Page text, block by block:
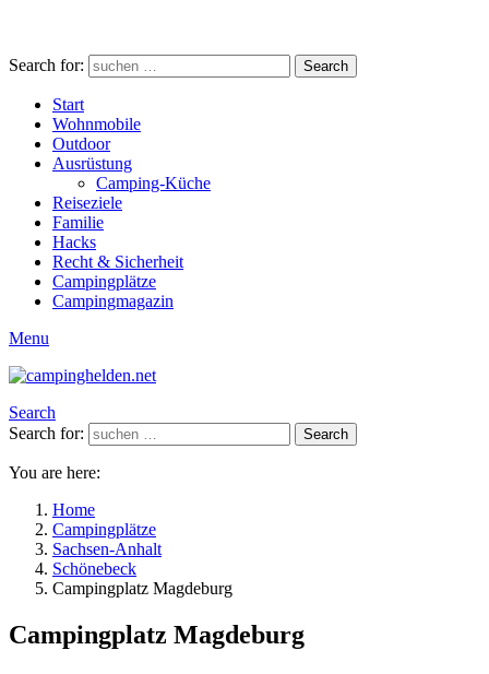
Search for: Search
Start
Wohnmobile
Outdoor
Ausrüstung
Camping-Küche
Reiseziele
Familie
Hacks
Recht & Sicherheit
Campingplätze
Campingmagazin
Menu
Search
Search for:
Search
You are here:
Home
Campingplätze
Sachsen-Anhalt
Schönebeck
Campingplatz Magdeburg
Campingplatz Magdeburg